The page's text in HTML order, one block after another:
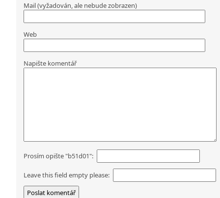
Mail (vyžadován, ale nebude zobrazen)
Web
Napište komentář
Prosím opište "b51d01":
Leave this field empty please: